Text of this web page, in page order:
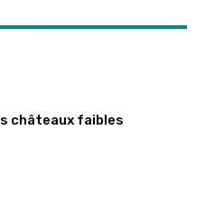
châteaux faibles